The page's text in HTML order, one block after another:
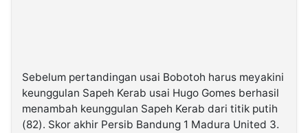
Sebelum pertandingan usai Bobotoh harus meyakini
keunggulan Sapeh Kerab usai Hugo Gomes berhasil
menambah keunggulan Sapeh Kerab dari titik putih
(82). Skor akhir Persib Bandung 1 Madura United 3.